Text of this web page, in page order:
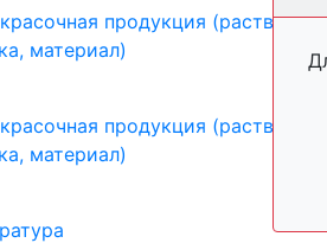
продукция
материал)
продукция
материал)